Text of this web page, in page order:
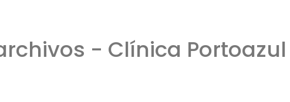
- Clínica